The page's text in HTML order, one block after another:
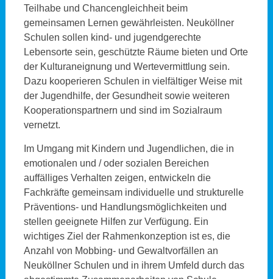
Teilhabe und Chancengleichheit beim
gemeinsamen Lernen gewährleisten. Neuköllner
Schulen sollen kind- und jugendgerechte
Lebensorte sein, geschützte Räume bieten und Orte
der Kulturaneignung und Wertevermittlung sein.
Dazu kooperieren Schulen in vielfältiger Weise mit
der Jugendhilfe, der Gesundheit sowie weiteren
Kooperationspartnern und sind im Sozialraum
vernetzt.
Im Umgang mit Kindern und Jugendlichen, die in
emotionalen und / oder sozialen Bereichen
auffälliges Verhalten zeigen, entwickeln die
Fachkräfte gemeinsam individuelle und strukturelle
Präventions- und Handlungsmöglichkeiten und
stellen geeignete Hilfen zur Verfügung. Ein
wichtiges Ziel der Rahmenkonzeption ist es, die
Anzahl von Mobbing- und Gewaltvorfällen an
Neuköllner Schulen und in ihrem Umfeld durch das